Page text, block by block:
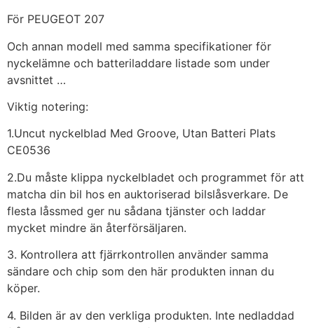
För PEUGEOT 207
Och annan modell med samma specifikationer för
nyckelämne och batteriladdare listade som under
avsnittet …
Viktig notering:
1.Uncut nyckelblad Med Groove, Utan Batteri Plats
CE0536
2.Du måste klippa nyckelbladet och programmet för att
matcha din bil hos en auktoriserad bilslåsverkare. De
flesta låssmed ger nu sådana tjänster och laddar
mycket mindre än återförsäljaren.
3. Kontrollera att fjärrkontrollen använder samma
sändare och chip som den här produkten innan du
köper.
4. Bilden är av den verkliga produkten. Inte nedladdad